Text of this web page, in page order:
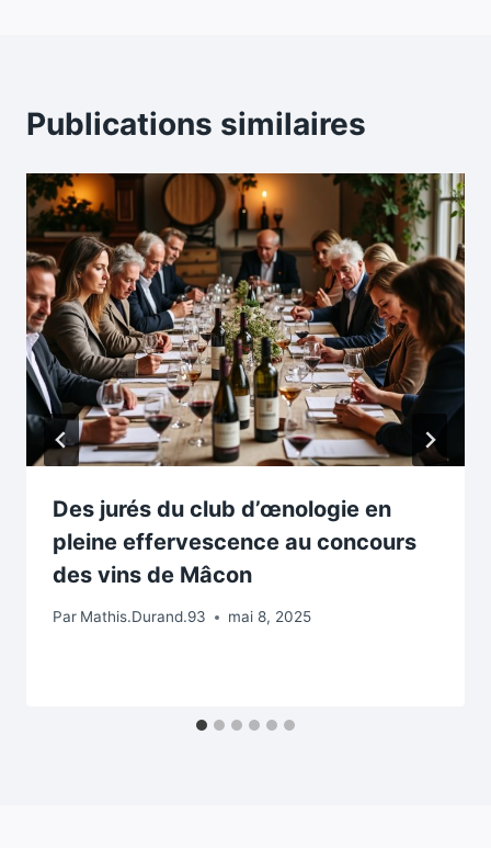
Publications similaires
Des jurés du club d’œnologie en
pleine effervescence au concours
des vins de Mâcon
Par Mathis.Durand.93 mai 8, 2025